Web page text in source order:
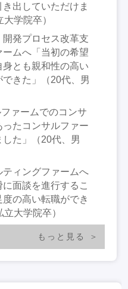
出していただけま
学院卒）
発プロセス改革支
ムへ「当初の希望
とも親和性の高い
きた」（20代、男
ァームでのコンサ
たコンサルファー
た」（20代、男
ィングファームへ
に面談を進行するこ
の高い転職ができ
大学院卒）
もっと見る